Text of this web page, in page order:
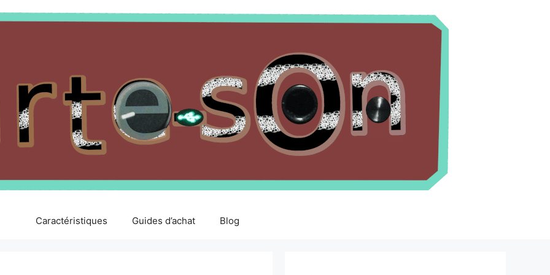
Caractéristiques Guides d’achat Blog